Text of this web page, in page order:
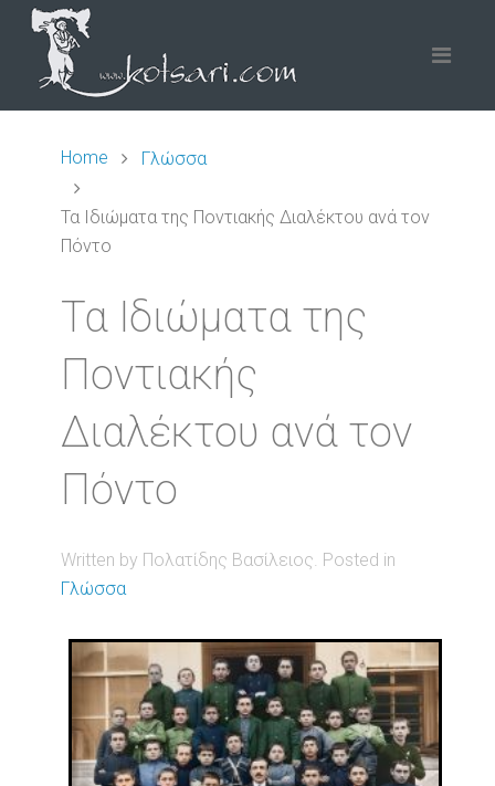
Home Γλώσσα
Τα Ιδιώματα της Ποντιακής Διαλέκτου ανά τον
Πόντο
Τα Ιδιώματα της
Ποντιακής
Διαλέκτου ανά τον
Πόντο
Written by Πολατίδης Βασίλειος. Posted in
Γλώσσα